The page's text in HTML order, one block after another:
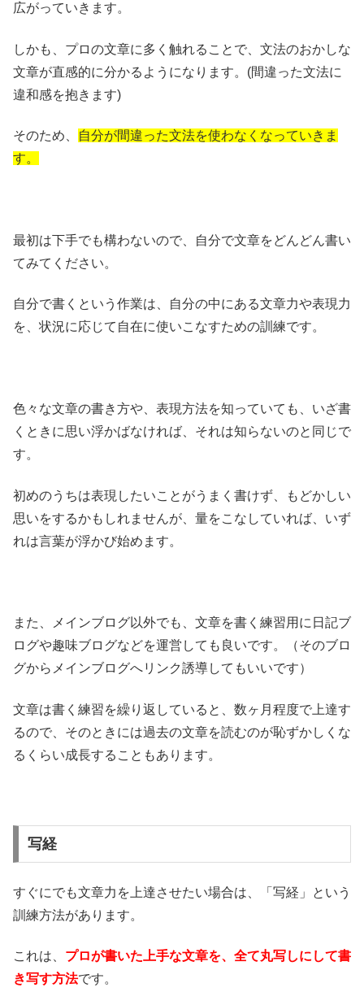
広がっていきます。
しかも、プロの文章に多く触れることで、文法のおかしな
文章が直感的に分かるようになります。(間違った文法に
違和感を抱きます)
そのため、
自分が間違った文法を使わなくなっていきま
す。
最初は下手でも構わないので、自分で文章をどんどん書い
てみてください。
自分で書くという作業は、自分の中にある文章力や表現力
を、状況に応じて自在に使いこなすための訓練です。
色々な文章の書き方や、表現方法を知っていても、いざ書
くときに思い浮かばなければ、それは知らないのと同じで
す。
初めのうちは表現したいことがうまく書けず、もどかしい
思いをするかもしれませんが、量をこなしていれば、いず
れは言葉が浮かび始めます。
また、メインブログ以外でも、文章を書く練習用に日記ブ
ログや趣味ブログなどを運営しても良いです。（そのブロ
グからメインブログへリンク誘導してもいいです）
文章は書く練習を繰り返していると、数ヶ月程度で上達す
るので、そのときには過去の文章を読むのが恥ずかしくな
るくらい成長することもあります。
写経
すぐにでも文章力を上達させたい場合は、「写経」という
訓練方法があります。
これは、 プロが書いた上手な文章を、全て丸写しにして書
き写す方法です。